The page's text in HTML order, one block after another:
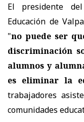
El presidente
Educación de
"no puede ser
discriminación
alumnos y
es eliminar la
trabajadores
comunidades